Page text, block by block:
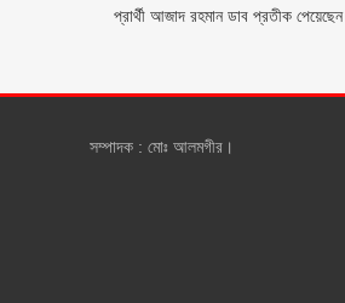
প্রার্থী আজাদ রহমান ডাব প্রতীক পেয়েছেন ‎
সম্পাদক : মোঃ আলমগীর।